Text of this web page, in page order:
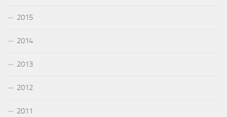
2015
2014
2013
2012
2011